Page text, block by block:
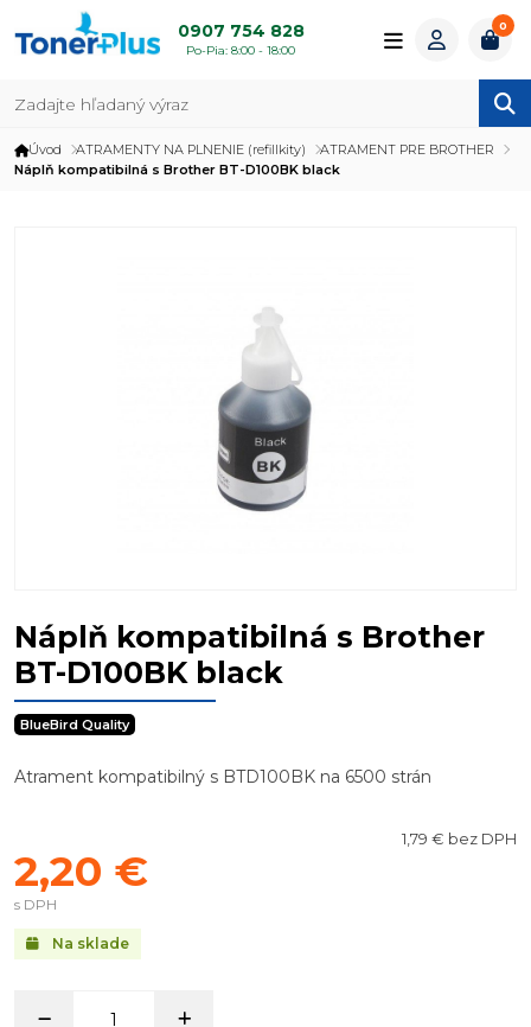
0907 754 828
Po-Pia: 8:00 - 18:00
0
Úvod ATRAMENTY NA PLNENIE (refillkity)
ATRAMENT PRE BROTHER
Náplň kompatibilná s Brother BT-D100BK black
Náplň kompatibilná s Brother
BT-D100BK black
BlueBird Quality
Atrament kompatibilný s BTD100BK na 6500 strán
Na sklade
1,79 € bez DPH
2,20 €
s DPH